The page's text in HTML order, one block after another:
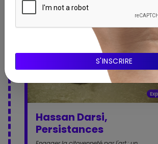
Hassan Darsi,
Persistances